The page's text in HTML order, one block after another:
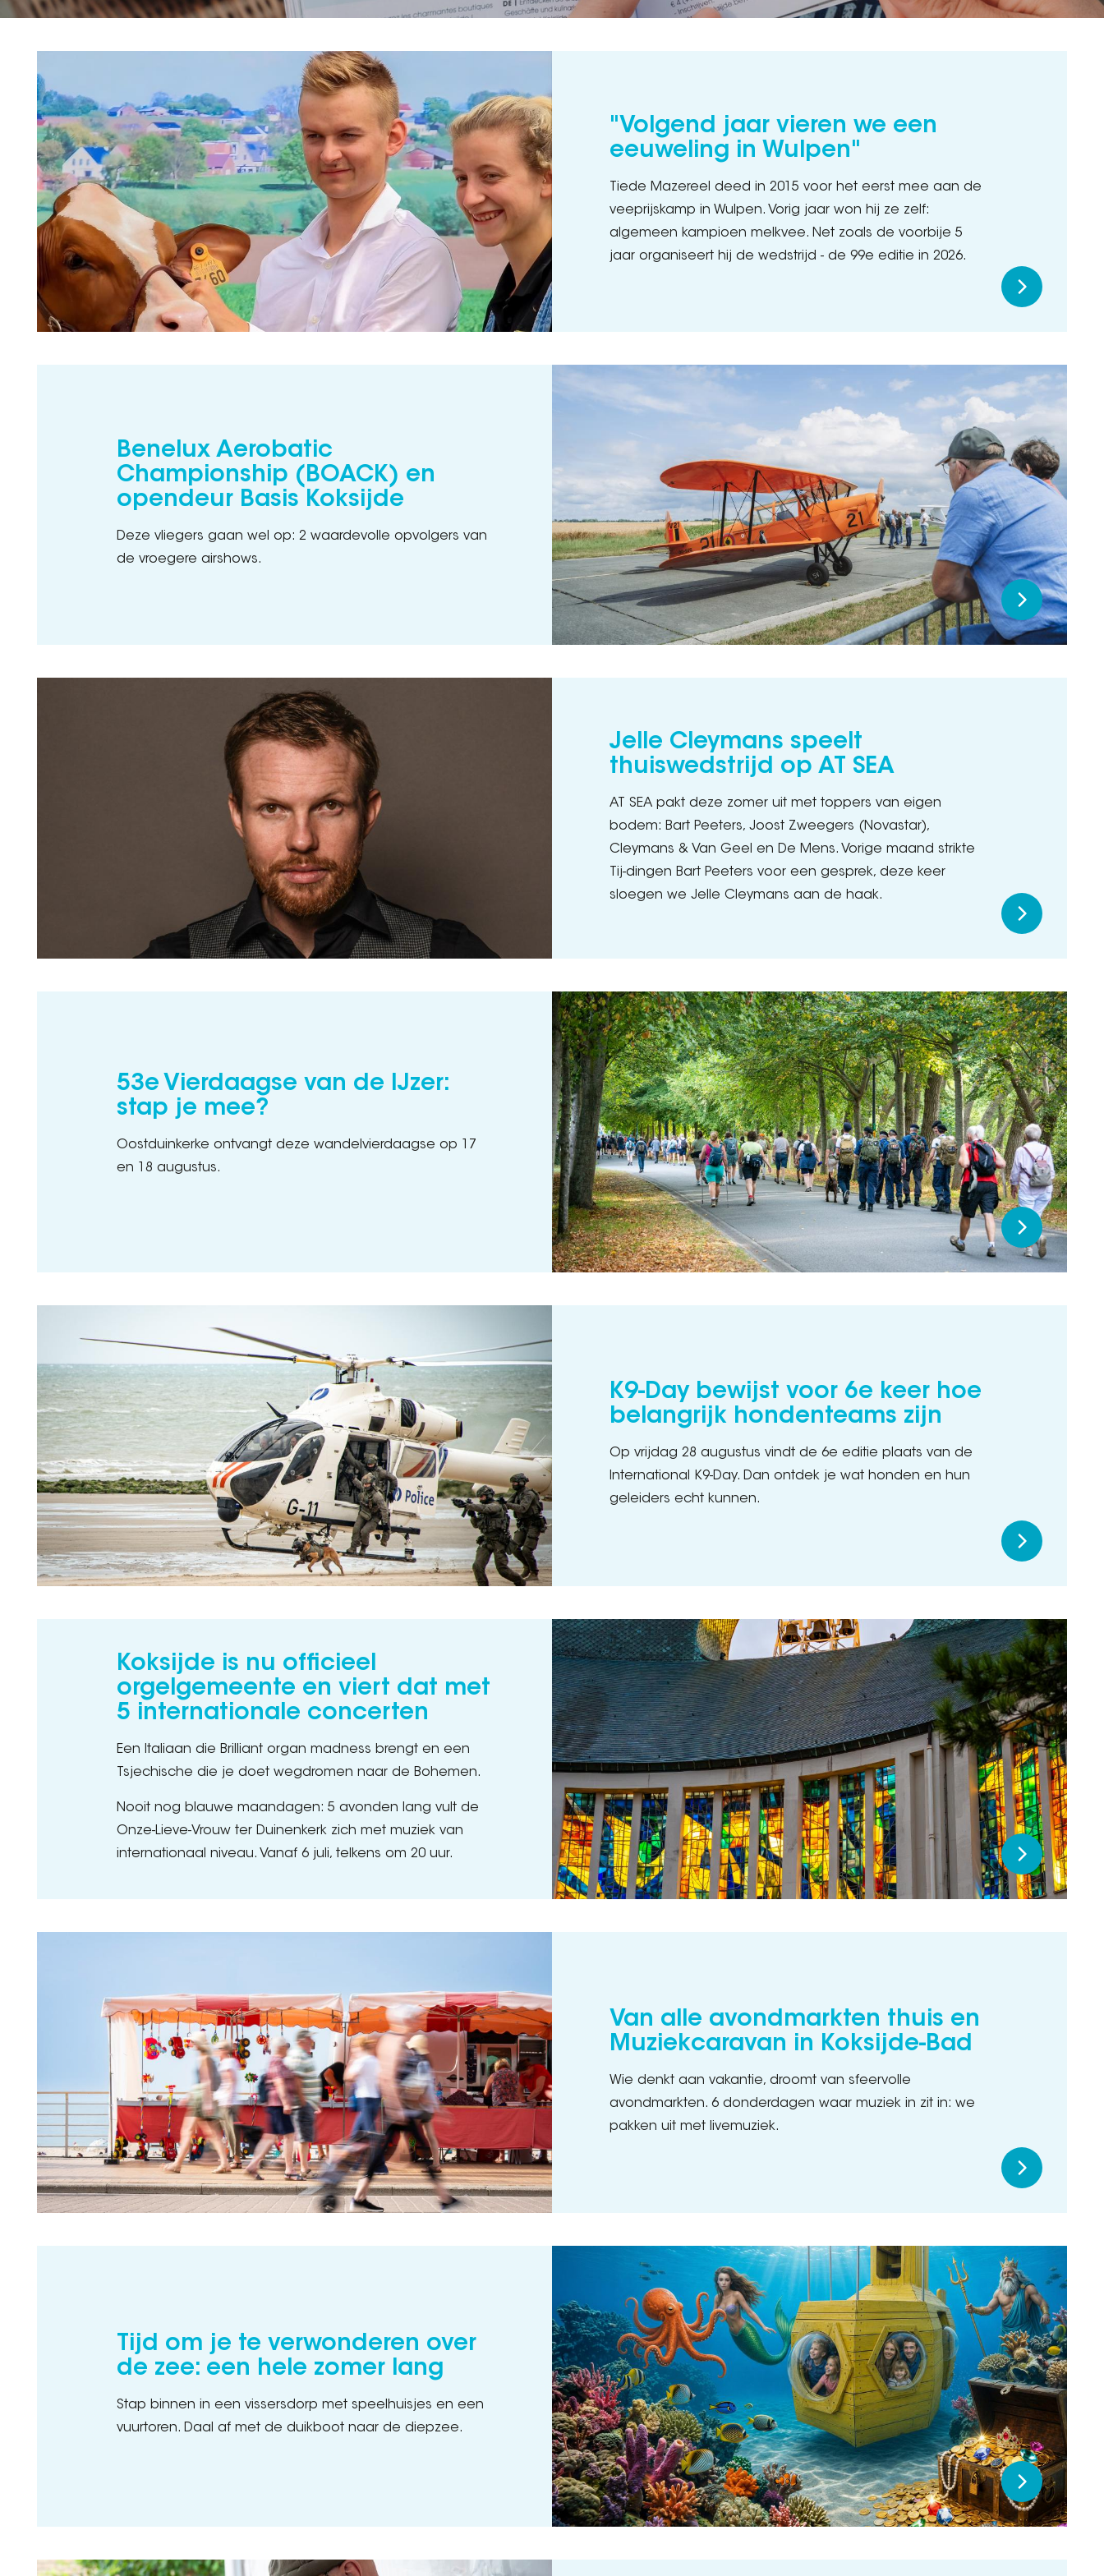
"Volgend jaar vieren we een
eeuweling in Wulpen"
Tiede Mazereel deed in 2015 voor het eerst mee aan de
veeprijskamp in Wulpen. Vorig jaar won hij ze zelf:
algemeen kampioen melkvee. Net zoals de voorbije 5
jaar organiseert hij de wedstrijd - de 99e editie in 2026.
Benelux Aerobatic
Championship (BOACK) en
opendeur Basis Koksijde
Deze vliegers gaan wel op: 2 waardevolle opvolgers van
de vroegere airshows.
Jelle Cleymans speelt
thuiswedstrijd op AT SEA
AT SEA pakt deze zomer uit met toppers van eigen
bodem: Bart Peeters, Joost Zweegers (Novastar),
Cleymans & Van Geel en De Mens. Vorige maand strikte
Tij-dingen Bart Peeters voor een gesprek, deze keer
sloegen we Jelle Cleymans aan de haak.
53e Vierdaagse van de IJzer:
stap je mee?
Oostduinkerke ontvangt deze wandelvierdaagse op 17
en 18 augustus.
K9-Day bewijst voor 6e keer hoe
belangrijk hondenteams zijn
Op vrijdag 28 augustus vindt de 6e editie plaats van de
International K9-Day. Dan ontdek je wat honden en hun
geleiders echt kunnen.
Koksijde is nu officieel
orgelgemeente en viert dat met
5 internationale concerten
Een Italiaan die Brilliant organ madness brengt en een
Tsjechische die je doet wegdromen naar de Bohemen.
Nooit nog blauwe maandagen: 5 avonden lang vult de
Onze-Lieve-Vrouw ter Duinenkerk zich met muziek van
internationaal niveau. Vanaf 6 juli, telkens om 20 uur.
Van alle avondmarkten thuis en
Muziekcaravan in Koksijde-Bad
Wie denkt aan vakantie, droomt van sfeervolle
avondmarkten. 6 donderdagen waar muziek in zit in: we
pakken uit met livemuziek.
Tijd om je te verwonderen over
de zee: een hele zomer lang
Stap binnen in een vissersdorp met speelhuisjes en een
vuurtoren. Daal af met de duikboot naar de diepzee.